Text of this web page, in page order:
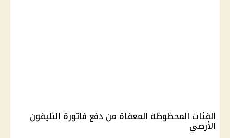
الفئات المحظوظة المعفاة من دفع فاتورة التليفون
الأرضي